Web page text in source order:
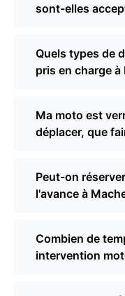
sont-elles
Quels types de
pris en charge à
Ma moto est
déplacer, que
Peut-on
l'avance à
Combien de
intervention